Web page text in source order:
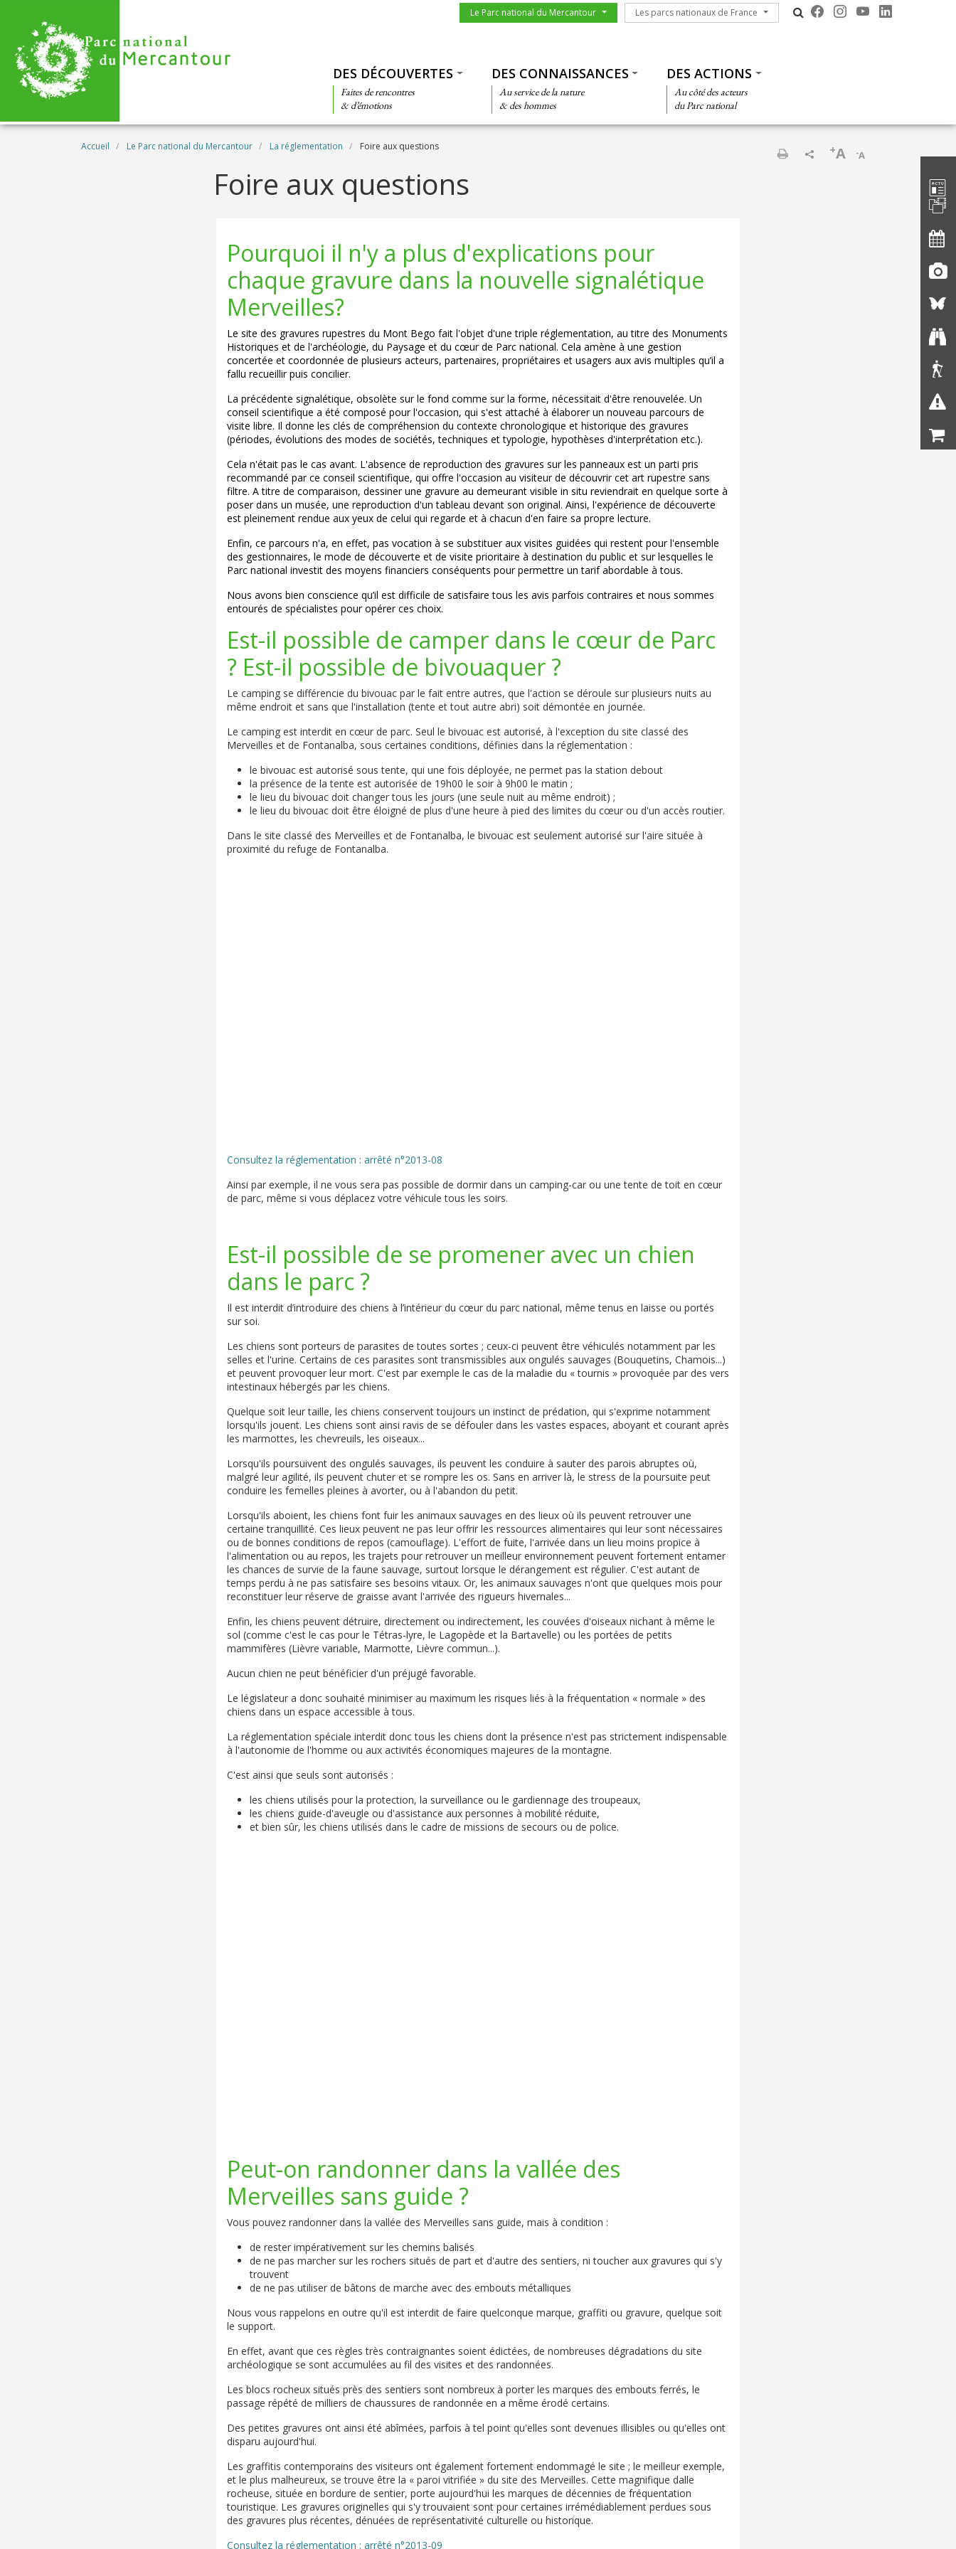
Menu du parc
Le Parc national du Mercantour Les parcs nationaux de France
Les parcs nationaux de France
DES DÉCOUVERTES
Faites de rencontres
& d’émotions
DES CONNAISSANCES
Au service de la nature
& des hommes
DES ACTIONS
Au côté des acteurs
du Parc national
Fil d'Ariane
Accueil Le Parc national du Mercantour La réglementation Foire aux questions
-A
+A
Foire aux questions
Pourquoi il n'y a plus d'explications pour
chaque gravure dans la nouvelle signalétique
Merveilles?
Le site des gravures rupestres du Mont Bego fait l'objet d'une triple réglementation, au titre des Monuments
Historiques et de l'archéologie, du Paysage et du cœur de Parc national. Cela amène à une gestion
concertée et coordonnée de plusieurs acteurs, partenaires, propriétaires et usagers aux avis multiples qu’il a
fallu recueillir puis concilier.
La précédente signalétique, obsolète sur le fond comme sur la forme, nécessitait d'être renouvelée. Un
conseil scientifique a été composé pour l'occasion, qui s'est attaché à élaborer un nouveau parcours de
visite libre. Il donne les clés de compréhension du contexte chronologique et historique des gravures
(périodes, évolutions des modes de sociétés, techniques et typologie, hypothèses d'interprétation etc.).
Cela n'était pas le cas avant. L'absence de reproduction des gravures sur les panneaux est un parti pris
recommandé par ce conseil scientifique, qui offre l'occasion au visiteur de découvrir cet art rupestre sans
filtre. A titre de comparaison, dessiner une gravure au demeurant visible in situ reviendrait en quelque sorte à
poser dans un musée, une reproduction d'un tableau devant son original. Ainsi, l'expérience de découverte
est pleinement rendue aux yeux de celui qui regarde et à chacun d'en faire sa propre lecture.
Enfin, ce parcours n'a, en effet, pas vocation à se substituer aux visites guidées qui restent pour l'ensemble
des gestionnaires, le mode de découverte et de visite prioritaire à destination du public et sur lesquelles le
Parc national investit des moyens financiers conséquents pour permettre un tarif abordable à tous.
Nous avons bien conscience qu’il est difficile de satisfaire tous les avis parfois contraires et nous sommes
entourés de spécialistes pour opérer ces choix.
Est-il possible de camper dans le cœur de Parc
? Est-il possible de bivouaquer ?
Le camping se différencie du bivouac par le fait entre autres, que l'action se déroule sur plusieurs nuits au
même endroit et sans que l'installation (tente et tout autre abri) soit démontée en journée.
Le camping est interdit en cœur de parc. Seul le bivouac est autorisé, à l'exception du site classé des
Merveilles et de Fontanalba, sous certaines conditions, définies dans la réglementation :
le bivouac est autorisé sous tente, qui une fois déployée, ne permet pas la station debout
la présence de la tente est autorisée de 19h00 le soir à 9h00 le matin ;
le lieu du bivouac doit changer tous les jours (une seule nuit au même endroit) ;
le lieu du bivouac doit être éloigné de plus d'une heure à pied des limites du cœur ou d'un accès routier.
Dans le site classé des Merveilles et de Fontanalba, le bivouac est seulement autorisé sur l'aire située à
proximité du refuge de Fontanalba.
Consultez la réglementation : arrêté n°2013-08
Ainsi par exemple, il ne vous sera pas possible de dormir dans un camping-car ou une tente de toit en cœur
de parc, même si vous déplacez votre véhicule tous les soirs.
Est-il possible de se promener avec un chien
dans le parc ?
Il est interdit d’introduire des chiens à l’intérieur du cœur du parc national, même tenus en laisse ou portés
sur soi.
Les chiens sont porteurs de parasites de toutes sortes ; ceux-ci peuvent être véhiculés notamment par les
selles et l'urine. Certains de ces parasites sont transmissibles aux ongulés sauvages (Bouquetins, Chamois...)
et peuvent provoquer leur mort. C'est par exemple le cas de la maladie du « tournis » provoquée par des vers
intestinaux hébergés par les chiens.
Quelque soit leur taille, les chiens conservent toujours un instinct de prédation, qui s'exprime notamment
lorsqu'ils jouent. Les chiens sont ainsi ravis de se défouler dans les vastes espaces, aboyant et courant après
les marmottes, les chevreuils, les oiseaux...
Lorsqu'ils poursuivent des ongulés sauvages, ils peuvent les conduire à sauter des parois abruptes où,
malgré leur agilité, ils peuvent chuter et se rompre les os. Sans en arriver là, le stress de la poursuite peut
conduire les femelles pleines à avorter, ou à l'abandon du petit.
Lorsqu'ils aboient, les chiens font fuir les animaux sauvages en des lieux où ils peuvent retrouver une
certaine tranquillité. Ces lieux peuvent ne pas leur offrir les ressources alimentaires qui leur sont nécessaires
ou de bonnes conditions de repos (camouflage). L'effort de fuite, l'arrivée dans un lieu moins propice à
l'alimentation ou au repos, les trajets pour retrouver un meilleur environnement peuvent fortement entamer
les chances de survie de la faune sauvage, surtout lorsque le dérangement est régulier. C'est autant de
temps perdu à ne pas satisfaire ses besoins vitaux. Or, les animaux sauvages n'ont que quelques mois pour
reconstituer leur réserve de graisse avant l'arrivée des rigueurs hivernales...
Enfin, les chiens peuvent détruire, directement ou indirectement, les couvées d'oiseaux nichant à même le
sol (comme c'est le cas pour le Tétras-lyre, le Lagopède et la Bartavelle) ou les portées de petits
mammifères (Lièvre variable, Marmotte, Lièvre commun...).
Aucun chien ne peut bénéficier d'un préjugé favorable.
Le législateur a donc souhaité minimiser au maximum les risques liés à la fréquentation « normale » des
chiens dans un espace accessible à tous.
La réglementation spéciale interdit donc tous les chiens dont la présence n'est pas strictement indispensable
à l'autonomie de l'homme ou aux activités économiques majeures de la montagne.
C'est ainsi que seuls sont autorisés :
les chiens utilisés pour la protection, la surveillance ou le gardiennage des troupeaux,
les chiens guide-d'aveugle ou d'assistance aux personnes à mobilité réduite,
et bien sûr, les chiens utilisés dans le cadre de missions de secours ou de police.
Peut-on randonner dans la vallée des
Merveilles sans guide ?
Vous pouvez randonner dans la vallée des Merveilles sans guide, mais à condition :
de rester impérativement sur les chemins balisés
de ne pas marcher sur les rochers situés de part et d'autre des sentiers, ni toucher aux gravures qui s'y
trouvent
de ne pas utiliser de bâtons de marche avec des embouts métalliques
Nous vous rappelons en outre qu'il est interdit de faire quelconque marque, graffiti ou gravure, quelque soit
le support.
En effet, avant que ces règles très contraignantes soient édictées, de nombreuses dégradations du site
archéologique se sont accumulées au fil des visites et des randonnées.
Les blocs rocheux situés près des sentiers sont nombreux à porter les marques des embouts ferrés, le
passage répété de milliers de chaussures de randonnée en a même érodé certains.
Des petites gravures ont ainsi été abîmées, parfois à tel point qu'elles sont devenues illisibles ou qu'elles ont
disparu aujourd'hui.
Les graffitis contemporains des visiteurs ont également fortement endommagé le site ; le meilleur exemple,
et le plus malheureux, se trouve être la « paroi vitrifiée » du site des Merveilles. Cette magnifique dalle
rocheuse, située en bordure de sentier, porte aujourd'hui les marques de décennies de fréquentation
touristique. Les gravures originelles qui s'y trouvaient sont pour certaines irrémédiablement perdues sous
des gravures plus récentes, dénuées de représentativité culturelle ou historique.
Consultez la réglementation : arrêté n°2013-09